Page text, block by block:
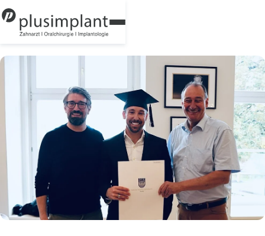
Team
+43 512 588
899
Öffnungszeiten
Wahlarzt
Instagram